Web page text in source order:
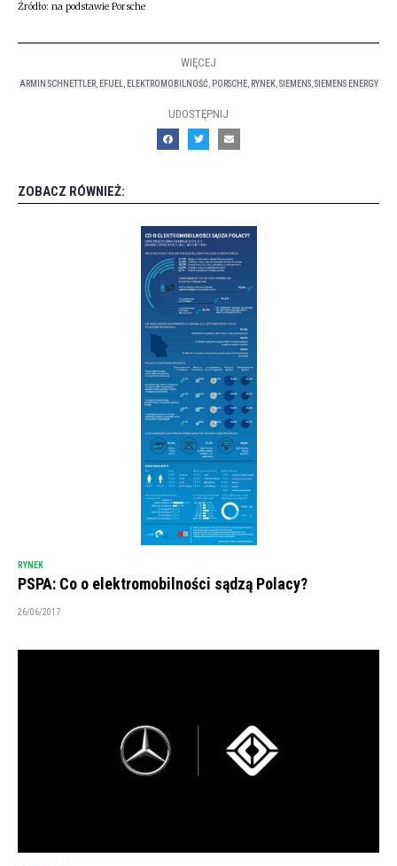
Źródło: na podstawie Porsche
WIĘCEJ
ARMIN SCHNETTLER, EFUEL ELEKTROMOBILNOŚĆ PORSCHE, RYNEK, SIEMENS, SIEMENS ENERGY
UDOSTĘPNIJ
ZOBACZ RÓWNIEŻ:
RYNEK
PSPA: Co o elektromobilności sądzą Polacy?
26/06/2017